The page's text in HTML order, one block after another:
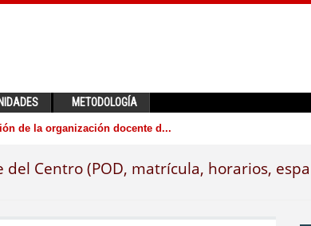
METODOLOGÍA
de la organización docente d...
Centro (POD, matrícula, horarios,